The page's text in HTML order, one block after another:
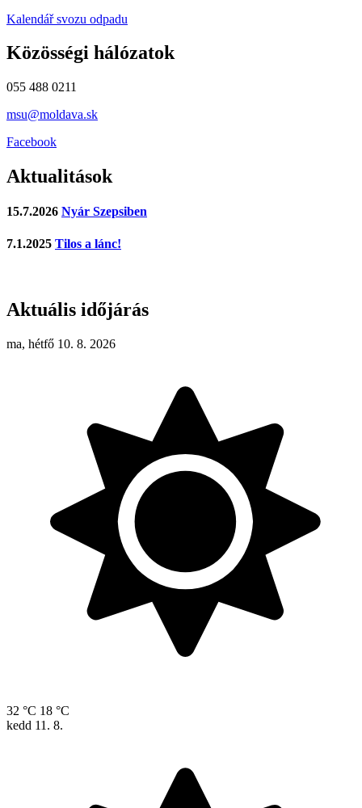
Kalendář svozu odpadu
Közösségi hálózatok
055 488 0211
msu@moldava.sk
Facebook
Aktualitások
15.7.2026 Nyár Szepsiben
7.1.2025 Tilos a lánc!
Aktuális időjárás
ma, hétfő 10. 8. 2026
32 °C 18 °C
kedd 11. 8.